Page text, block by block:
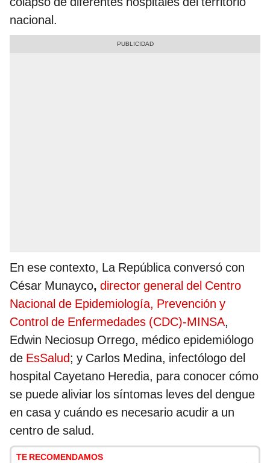
nacional.
En ese contexto, La República conversó con
César Munayco, director general del Centro
Nacional de Epidemiología, Prevención y
Control de Enfermedades (CDC)-MINSA,
Edwin Neciosup Orrego, médico epidemiólogo
de EsSalud; y Carlos Medina, infectólogo del
hospital Cayetano Heredia, para conocer cómo
se puede aliviar los síntomas leves del dengue
en casa y cuándo es necesario acudir a un
centro de salud.
TE RECOMENDAMOS